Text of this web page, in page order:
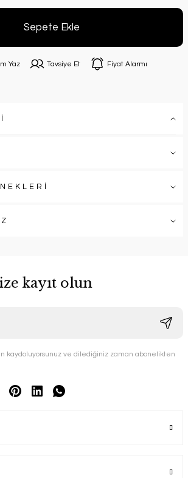
Sepete Ekle
Yaz Tavsiye Et Fiyat Alarmı
kayıt olun
kaydoluyorsunuz ve dilediğiniz zaman abonelikten